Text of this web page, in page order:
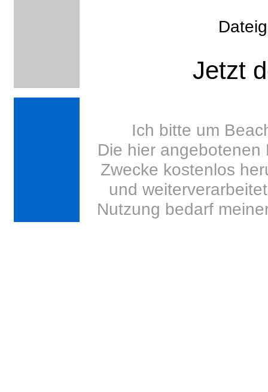
Jetzt
Ich bitte um
Die hier
Zwecke kostenlos
und
Nutzung bedarf